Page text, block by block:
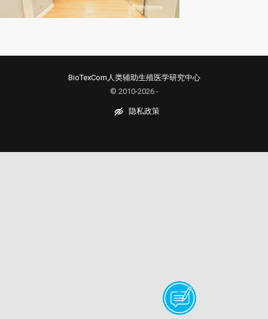
© 2010-2026 -
BioTexCom人类辅助生殖医学研究中心
隐私政策